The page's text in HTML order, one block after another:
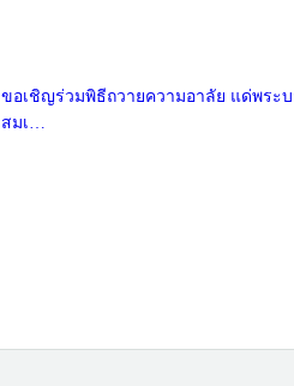
ขอเชิญร่วมพิธีถวายความอาลัย แด่พระ
สมเ…